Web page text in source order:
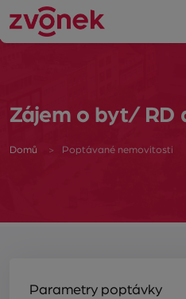
Zájem o byt/ RD
Domů Poptávané nemovitosti
Parametry poptávky